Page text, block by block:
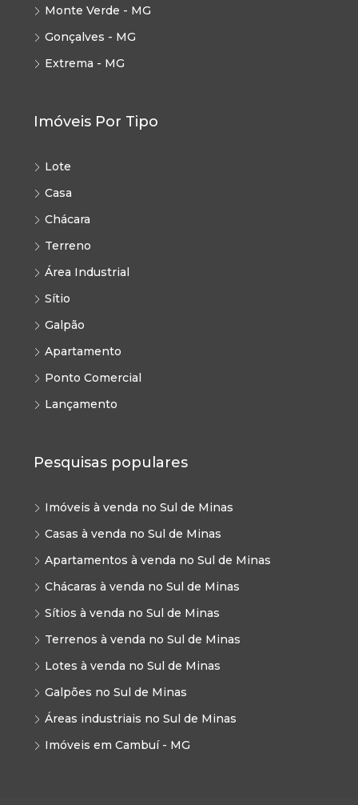
Monte Verde - MG
Gonçalves - MG
Extrema - MG
Imóveis Por Tipo
Lote
Casa
Chácara
Terreno
Área Industrial
Sítio
Galpão
Apartamento
Ponto Comercial
Lançamento
Pesquisas populares
Imóveis à venda no Sul de Minas
Casas à venda no Sul de Minas
Apartamentos à venda no Sul de Minas
Chácaras à venda no Sul de Minas
Sítios à venda no Sul de Minas
Terrenos à venda no Sul de Minas
Lotes à venda no Sul de Minas
Galpões no Sul de Minas
Áreas industriais no Sul de Minas
Imóveis em Cambuí - MG